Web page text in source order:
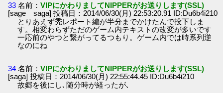
33 名前：VIPにかわりましてNIPPERがお送りします(SSL)
[sage saga] 投稿日：2014/06/30(月) 22:53:20.91 ID:Du6b4i210
とりあえず禿レポート編が半分までかけたんで投下しま
す。相変わらずただのゲーム内テキストの改変が多いです
一応前のやつと繋がってるつもり。ゲーム内では時系列逆
なのにね
34 名前：VIPにかわりましてNIPPERがお送りします(SSL)
[saga] 投稿日：2014/06/30(月) 22:55:44.45 ID:Du6b4i210
故郷を後にし､随分時が経ったが､